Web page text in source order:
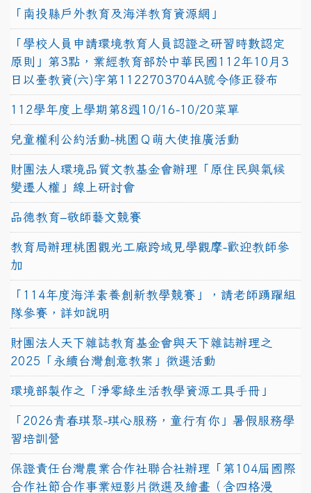
「南投縣戶外教育及海洋教育資源網」
「學校人員申請環境教育人員認證之研習時數認定
原則」第3點，業經教育部於中華民國112年10月3
日以臺教資(六)字第1122703704A號令修正發布
112學年度上學期第8週10/16-10/20菜單
兒童權利公約活動-桃園Ｑ萌大使推廣活動
財團法人環境品質文教基金會辦理「原住民與氣候
變遷人權」線上研討會
品德教育–敬師藝文競賽
教育局辦理桃園觀光工廠跨域見學觀摩-歡迎教師參
加
「114年度海洋素養創新教學競賽」，請老師踴躍組
隊參賽，詳如說明
財團法人天下雜誌教育基金會與天下雜誌辦理之
2025「永續台灣創意教案」徵選活動
環境部製作之「淨零綠生活教學資源工具手冊」
「2026青春琪聚-琪心服務，童行有你」暑假服務學
習培訓營
保證責任台灣農業合作社聯合社辦理「第104屆國際
合作社節合作事業短影片徵選及繪畫（含四格漫